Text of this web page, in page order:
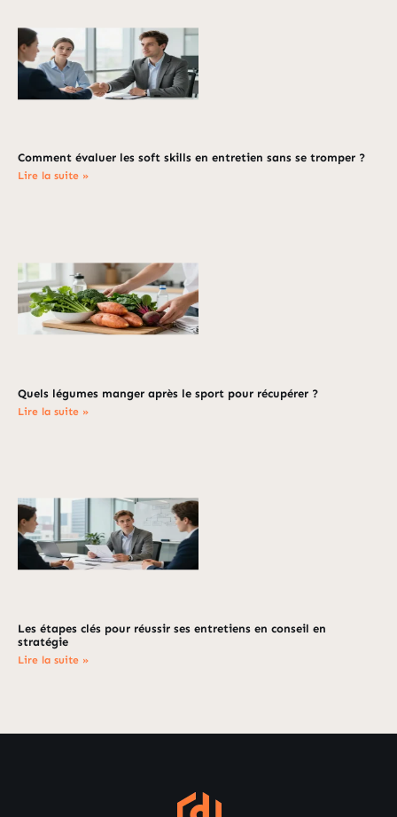
Comment évaluer les soft skills en entretien sans se tromper ?
Lire la suite »
Quels légumes manger après le sport pour récupérer ?
Lire la suite »
Les étapes clés pour réussir ses entretiens en conseil en
stratégie
Lire la suite »